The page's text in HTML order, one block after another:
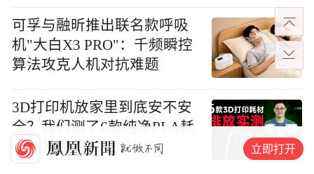
可孚与融昕推出联名款呼吸
机"大白X3 PRO"：千频瞬控
算法攻克人机对抗难题
3D打印机放家里到底安不安
全？我们测了6款纯净PLA耗
材，发现了真相
立即打开